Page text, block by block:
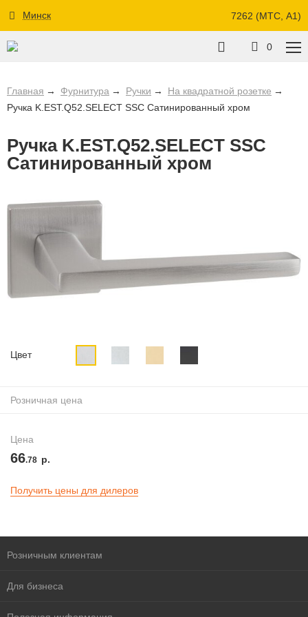
Минск 7262 (МТС, A1)
0
Главная Фурнитура Ручки
На квадратной розетке
Ручка K.EST.Q52.SELECT SSC Сатинированный хром
Ручка K.EST.Q52.SELECT SSC
Сатинированный хром
Цвет
Розничная цена
Цена
66.78 р.
Получить цены для дилеров
Розничным клиентам
Для бизнеса